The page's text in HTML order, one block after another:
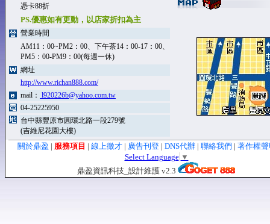
憑卡88折
PS.優惠如有更動，以店家折扣為主
營業時間
AM11：00~PM2：00、下午茶14：00-17：00、
PM5：00-PM9：00(每週一休)
網址
http://www.richan888.com/
mail： l920226b@yahoo.com.tw
04-25225950
台中縣豐原市圓環北路一段279號
(吉維尼花園大樓)
關於鼎盈 | 服務項目 | 線上徵才 | 廣告刊登 | DNS代辦 | 聯絡我們 | 著作
Select Language ▼
鼎盈資訊科技_設計維護 v2.3